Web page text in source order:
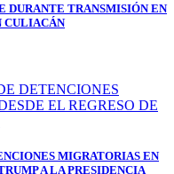
DURANTE TRANSMISIÓN EN
CULIACÁN
MIGRATORIAS EN
A LA PRESIDENCIA